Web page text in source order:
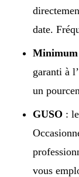
date.
garanti à
un
GUSO :
vous